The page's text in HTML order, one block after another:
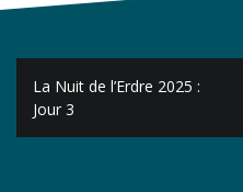
Navigation
de
l’article
La Nuit de l’Erdre 2025 :
Jour 3